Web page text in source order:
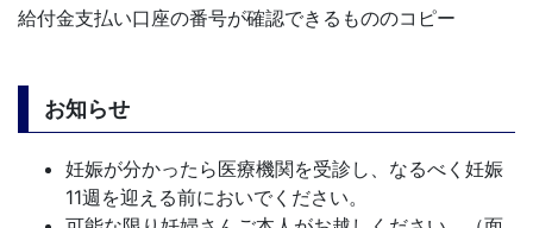
給付金支払い口座の番号が確認できるもののコピー
お知らせ
妊娠が分かったら医療機関を受診し、なるべく妊娠
11週を迎える前においでください。